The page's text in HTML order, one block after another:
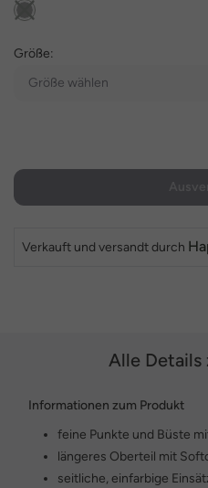
Größe:
Größe wählen
Verkauft und versandt durch
Alle Details
Informationen zum Produkt
feine Punkte und Büste
längeres Oberteil mit
seitliche, einfarbige